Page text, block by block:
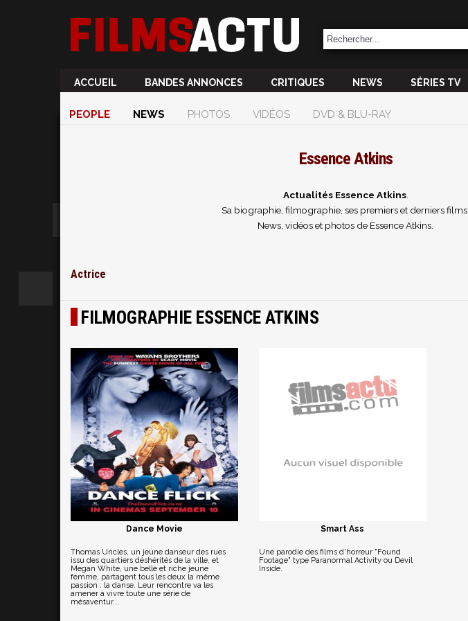
ACCUEIL BANDES ANNONCES CRITIQUES NEWS SÉRIES TV
PEOPLE NEWS PHOTOS VIDÉOS DVD & BLU-RAY
Essence Atkins
Actualités Essence Atkins.
Sa biographie, filmographie, ses premiers et derniers films.
News, vidéos et photos de Essence Atkins.
Actrice
FILMOGRAPHIE ESSENCE ATKINS
Dance Movie
Thomas Uncles, un jeune danseur des rues
issu des quartiers déshérités de la ville, et
Megan White, une belle et riche jeune
femme, partagent tous les deux la même
passion : la danse. Leur rencontre va les
amener à vivre toute une série de
mésaventur...
Smart Ass
Une parodie des films d'horreur "Found
Footage" type Paranormal Activity ou Devil
Inside.